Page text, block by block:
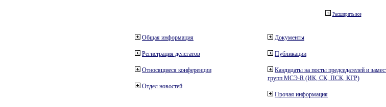
Расширить все
Общая информация
Регистрация делегатов
Относящиеся конференции
Отдел новостей
Документы
Публикации
Кандидаты на посты председателей и
групп МСЭ-R (ИК, СК, ПСК, КГР)
Прочая информация